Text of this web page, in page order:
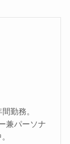
勤務。
兼パーソナ